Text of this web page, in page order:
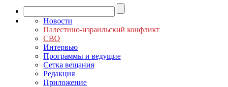
Новости
Палестино-израильский конфликт
СВО
Интервью
Программы и ведущие
Сетка вещания
Редакция
Приложение